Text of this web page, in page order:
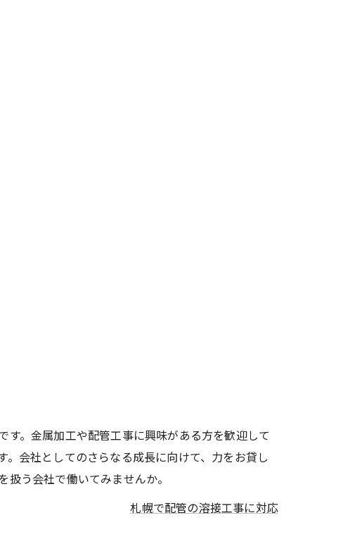
。金属加工や配管工事に興味がある方を歓迎して
会社としてのさらなる成長に向けて、力をお貸し
う会社で働いてみませんか。
札幌で配管の溶接工事に対応